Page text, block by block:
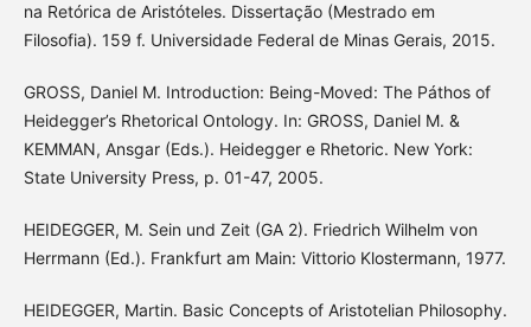
na Retórica de Aristóteles. Dissertação (Mestrado em
Filosofia). 159 f. Universidade Federal de Minas Gerais, 2015.
GROSS, Daniel M. Introduction: Being-Moved: The Páthos of
Heidegger’s Rhetorical Ontology. In: GROSS, Daniel M. &
KEMMAN, Ansgar (Eds.). Heidegger e Rhetoric. New York:
State University Press, p. 01-47, 2005.
HEIDEGGER, M. Sein und Zeit (GA 2). Friedrich Wilhelm von
Herrmann (Ed.). Frankfurt am Main: Vittorio Klostermann, 1977.
HEIDEGGER, Martin. Basic Concepts of Aristotelian Philosophy.